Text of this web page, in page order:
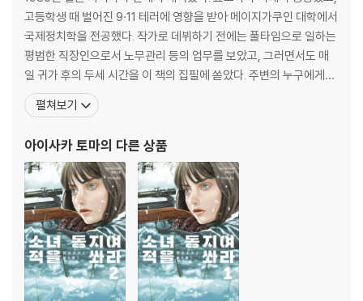
고등학생 때 벌어진 9·11 테러에 영향을 받아 메이지가쿠인 대학에서
국제정치학을 전공했다. 작가로 데뷔하기 전에는 풀타임으로 일하는
평범한 직장인으로서 노무관리 등의 업무를 보았고, 그러면서도 매
일 귀가 후의 두세 시간을 이 책의 집필에 쏟았다. 주변의 누구에게도
말하지 않고 묵묵히 소설을 써왔다 보니 데뷔작이 출간된 후 책이 베
스트셀러가 되고 각종 매체에 사진이 게재된 다음에야 서서히 사내에
오키상 후보에 오른 뒤였다. 『소녀 동지여
펼쳐보기
아이사카 토마의 다른 상품